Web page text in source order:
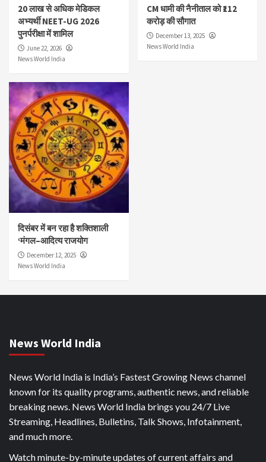
20 लाख से अधिक मेडिकल
अभ्यर्थी NEET-UG 2026
पुनर्परीक्षा में शामिल
June 22, 2026
News World India
CM धामी की नैनीताल को ₹112
करोड़ की सौगात
December 13, 2025
News World India
दिसंबर में बन रहा है शक्तिशाली
‘मंगल–आदित्य राजयोग
December 12, 2025
News World India
News World India
News World India is India’s Fastest Growing News channel
known for its quality programs, authentic news, and reliable
breaking news. News World India brings you 24/7 Live
Streaming, Headlines, Bulletins, Talk Shows, Infotainment,
and much more.
Watch minute-by-minute updates of current affairs and